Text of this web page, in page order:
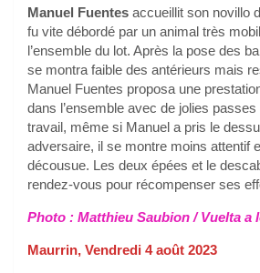
Manuel Fuentes accueillit son novillo
fu vite débordé par un animal très
l’ensemble du lot. Après la pose des
se montra faible des antérieurs mais
Manuel Fuentes proposa une
dans l’ensemble avec de jolies
travail, même si Manuel a pris le
adversaire, il se montre moins attentif
décousue. Les deux épées et le
rendez-vous pour récompenser ses
Photo : Matthieu Saubion / Vuelta a
Maurrin, Vendredi 4 août 2023